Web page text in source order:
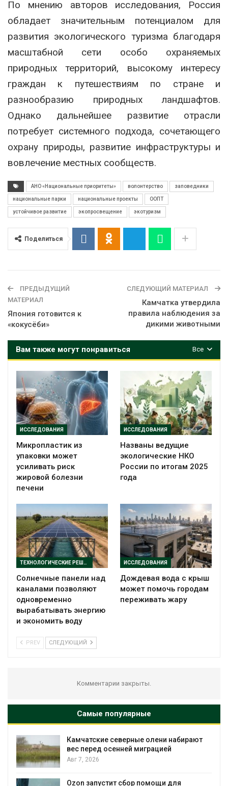
По мнению авторов исследования, Россия
обладает значительным потенциалом для
развития экологического туризма благодаря
масштабной сети особо охраняемых
природных территорий, высокому интересу
граждан к путешествиям по стране и
разнообразию природных ландшафтов.
Однако дальнейшее развитие отрасли
потребует системного подхода, сочетающего
охрану природы, развитие инфраструктуры и
вовлечение местных сообществ.
АНО «Национальные приоритеты» волонтерство заповедники
национальные парки национальные проекты ООПТ
устойчивое развитие экопросвещение экотуризм
Поделиться
ПРЕДЫДУЩИЙ
МАТЕРИАЛ
Япония готовится к
«кокусёби»
СЛЕДУЮЩИЙ МАТЕРИАЛ
Камчатка утвердила
правила наблюдения за
дикими животными
Все
Вам также могут понравиться
ИССЛЕДОВАНИЯ
Микропластик из
упаковки может
усиливать риск
жировой болезни
печени
ИССЛЕДОВАНИЯ
Названы ведущие
экологические НКО
России по итогам 2025
года
ТЕХНОЛОГИЧЕСКИЕ РЕШЕНИЯ
Солнечные панели над
каналами позволяют
одновременно
вырабатывать энергию
и экономить воду
ИССЛЕДОВАНИЯ
Дождевая вода с крыш
может помочь городам
переживать жару
PREV СЛЕДУЮЩИЙ
Комментарии закрыты.
Самые популярные
Камчатские северные олени набирают
вес перед осенней миграцией
Авг 7, 2026
Ozon запустит сбор помощи для